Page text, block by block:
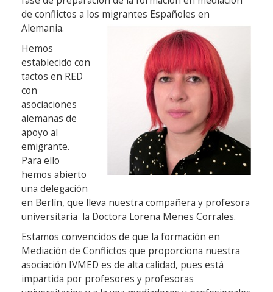
de conflictos a los migrantes Españoles en
Alemania.
Hemos
establecido con
tactos en RED
con
asociaciones
alemanas de
apoyo al
emigrante.
Para ello
hemos abierto
una delegación
en Berlín, que lleva nuestra compañera y profesora
universitaria la Doctora Lorena Menes Corrales.
Estamos convencidos de que la formación en
Mediación de Conflictos que proporciona nuestra
asociación IVMED es de alta calidad, pues está
impartida por profesores y profesoras